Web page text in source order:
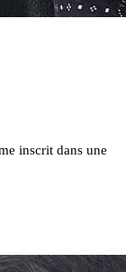
inscrit dans une